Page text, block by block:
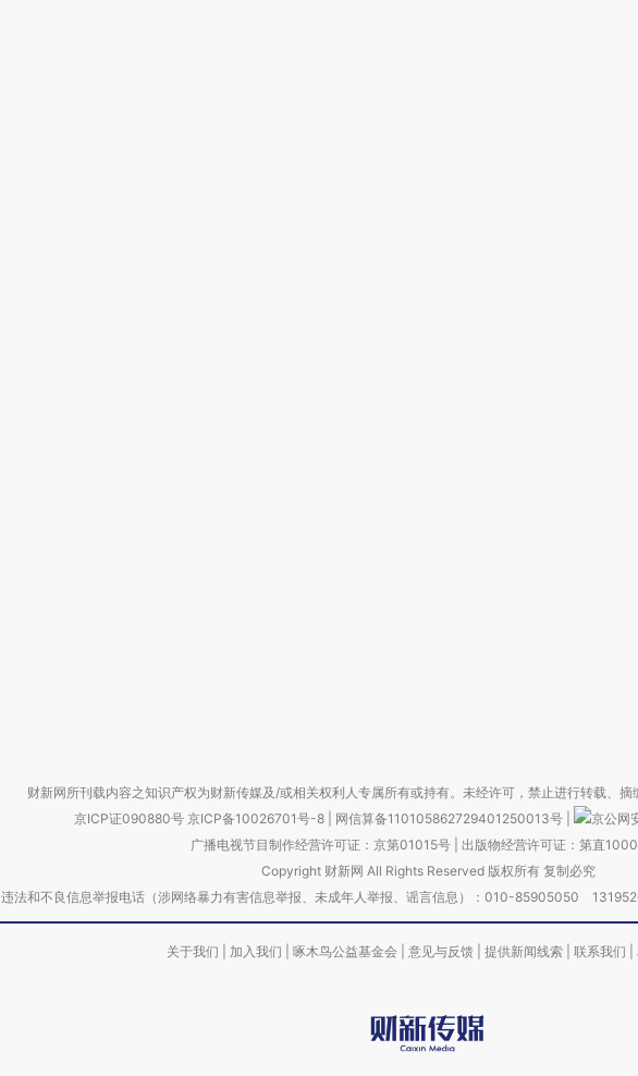
财新网所刊载内容之知识产权为财新传媒及/或相关权利人专属所有或持有。未经许可，禁止进行转载、摘
京ICP证090880号 京ICP备10026701号-8 网信算备110105862729401250013号
京公网
广播电视节目制作经营许可证：京第01015号| 出版物经营许可证：第直
Copyright 财新网 All Rights Reserved 版权所有 复制必究
违法和不良信息举报电话（涉网络暴力有害信息举报、未成年人举报、谣言信息）：010-85905050
关于我们 加入我们 啄木鸟公益基金会 意见与反馈 提供新闻线索 联系我们